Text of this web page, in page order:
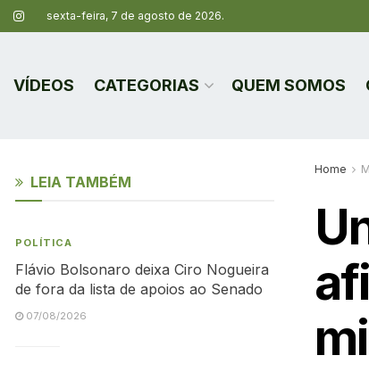
sexta-feira, 7 de agosto de 2026.
VÍDEOS CATEGORIAS QUEM SOMOS
Home
LEIA TAMBÉM
POLÍTICA
Flávio Bolsonaro deixa Ciro Nogueira
de fora da lista de apoios ao Senado
07/08/2026